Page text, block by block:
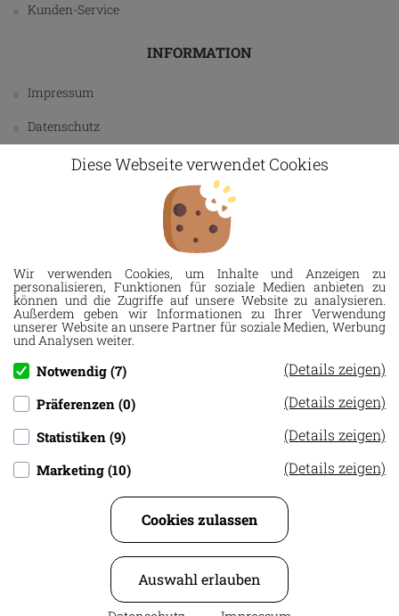
Diese Webseite verwendet Cookies
Wir verwenden Cookies, um Inhalte und Anzeigen zu
personalisieren, Funktionen für soziale Medien anbieten zu
können und die Zugriffe auf unsere Website zu analysieren.
Außerdem geben wir Informationen zu Ihrer Verwendung
unserer Website an unsere Partner für soziale Medien, Werbung
und Analysen weiter.
Notwendig (7) (Details zeigen)
Präferenzen (0) (Details zeigen)
Statistiken (9) (Details zeigen)
Marketing (10) (Details zeigen)
Cookies zulassen
Auswahl erlauben
Kunden-Service
INFORMATION
Impressum
Datenschutz
Druckerei R. Rückert e.K., Allinger Str. 16, 94474
Vilshofen a. d. Donau